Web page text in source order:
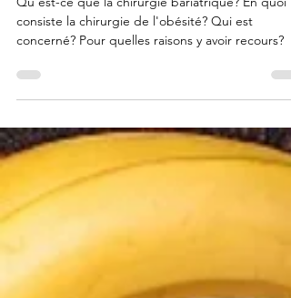
Qu'est-ce que la chirurgie bariatrique? En quoi
consiste la chirurgie de l'obésité? Qui est